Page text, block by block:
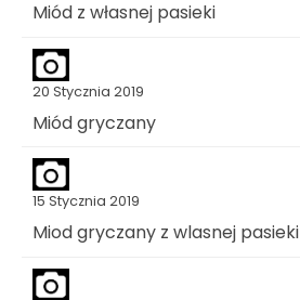
Miód z własnej pasieki
20 Stycznia 2019
Miód gryczany
15 Stycznia 2019
Miod gryczany z wlasnej pasieki